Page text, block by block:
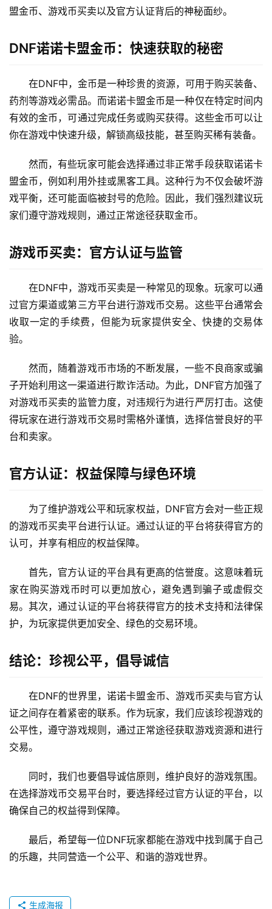
盟金币、游戏币买卖以及官方认证背后的神秘面纱。
DNF诺诺卡盟金币：快速获取的秘密
在DNF中，金币是一种珍贵的资源，可用于购买装备、
药剂等游戏必需品。而诺诺卡盟金币是一种仅在特定时间内
有效的金币，可通过完成任务或购买获得。这些金币可以让
你在游戏中快速升级，解锁高级技能，甚至购买稀有装备。
然而，有些玩家可能会选择通过非正常手段获取诺诺卡
盟金币，例如利用外挂或黑客工具。这种行为不仅会破坏游
戏平衡，还可能面临被封号的危险。因此，我们强烈建议玩
家们遵守游戏规则，通过正常途径获取金币。
游戏币买卖：官方认证与监管
在DNF中，游戏币买卖是一种常见的现象。玩家可以通
过官方渠道或第三方平台进行游戏币交易。这些平台通常会
收取一定的手续费，但能为玩家提供安全、快捷的交易体
验。
然而，随着游戏币市场的不断发展，一些不良商家或骗
子开始利用这一渠道进行欺诈活动。为此，DNF官方加强了
对游戏币买卖的监管力度，对违规行为进行严厉打击。这使
得玩家在进行游戏币交易时需格外谨慎，选择信誉良好的平
台和卖家。
官方认证：权益保障与绿色环境
为了维护游戏公平和玩家权益，DNF官方会对一些正规
的游戏币买卖平台进行认证。通过认证的平台将获得官方的
认可，并享有相应的权益保障。
首先，官方认证的平台具有更高的信誉度。这意味着玩
家在购买游戏币时可以更加放心，避免遇到骗子或虚假交
易。其次，通过认证的平台将获得官方的技术支持和法律保
护，为玩家提供更加安全、绿色的交易环境。
结论：珍视公平，倡导诚信
在DNF的世界里，诺诺卡盟金币、游戏币买卖与官方认
证之间存在着紧密的联系。作为玩家，我们应该珍视游戏的
公平性，遵守游戏规则，通过正常途径获取游戏资源和进行
交易。
同时，我们也要倡导诚信原则，维护良好的游戏氛围。
在选择游戏币交易平台时，要选择经过官方认证的平台，以
确保自己的权益得到保障。
最后，希望每一位DNF玩家都能在游戏中找到属于自己
的乐趣，共同营造一个公平、和谐的游戏世界。
生成海报